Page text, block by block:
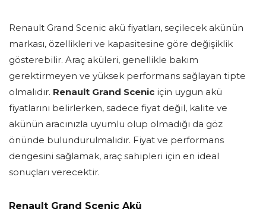
Renault Grand Scenic akü fiyatları, seçilecek akünün
markası, özellikleri ve kapasitesine göre değişiklik
gösterebilir. Araç aküleri, genellikle bakım
gerektirmeyen ve yüksek performans sağlayan tipte
olmalıdır. Renault Grand Scenic için uygun akü
fiyatlarını belirlerken, sadece fiyat değil, kalite ve
akünün aracınızla uyumlu olup olmadığı da göz
önünde bulundurulmalıdır. Fiyat ve performans
dengesini sağlamak, araç sahipleri için en ideal
sonuçları verecektir.
Renault Grand Scenic Akü